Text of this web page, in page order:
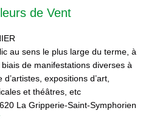
de Vent
au sens le plus large du terme, à
de manifestations diverses à
expositions d’art,
et théâtres, etc
La Gripperie-Saint-Symphorien